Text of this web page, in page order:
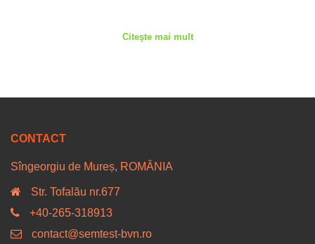
Citeşte mai mult
CONTACT
Sîngeorgiu de Mureș, ROMÂNIA
Str. Tofalău nr.677
+40-265-318913
contact@semtest-bvn.ro